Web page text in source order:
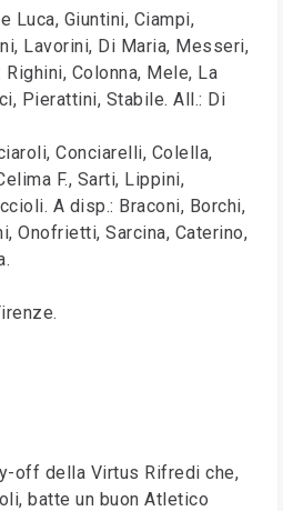
Luca, Giuntini, Ciampi,
Lavorini, Di Maria, Messeri,
Colonna, Mele, La
Pierattini, Stabile. All.: Di
Conciarelli, Colella,
F., Sarti, Lippini,
A disp.: Braconi, Borchi,
Onofrietti, Sarcina, Caterino,
off della Virtus Rifredi che,
batte un buon Atletico